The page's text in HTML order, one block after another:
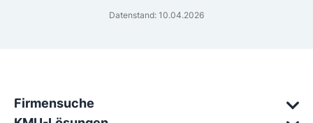
Datenstand: 10.04.2026
Firmensuche